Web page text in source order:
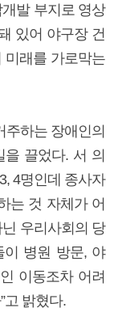
발 부지로 영상
있어 야구장 건
미래를 가로막는
주하는 장애인의
을 끌었다. 서 의
4명인데 종사자
는 것 자체가 어
우리사회의 당
이 병원 방문, 야
이동조차 어려
고 밝혔다.